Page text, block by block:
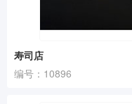
寿司店
编号：10896